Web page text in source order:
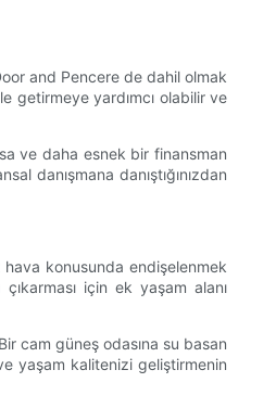
and Pencere de dahil olmak
getirmeye yardımcı olabilir ve
ve daha esnek bir finansman
danışmana danıştığınızdan
konusunda endişelenmek
için ek yaşam alanı
cam güneş odasına su basan
yaşam kalitenizi geliştirmenin